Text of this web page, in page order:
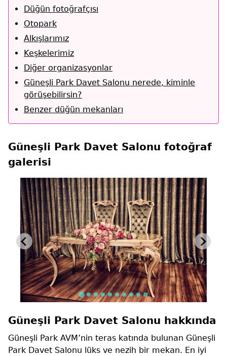
Düğün fotoğrafçısı
Otopark
Alkışlarımız
Keşkelerimiz
Diğer organizasyonlar
Güneşli Park Davet Salonu nerede, kiminle
görüşebilirsin?
Benzer düğün mekanları
Güneşli Park Davet Salonu fotoğraf
galerisi
Güneşli Park Davet Salonu hakkında
Güneşli Park AVM’nin teras katında bulunan Güneşli
Park Davet Salonu lüks ve nezih bir mekan. En iyi